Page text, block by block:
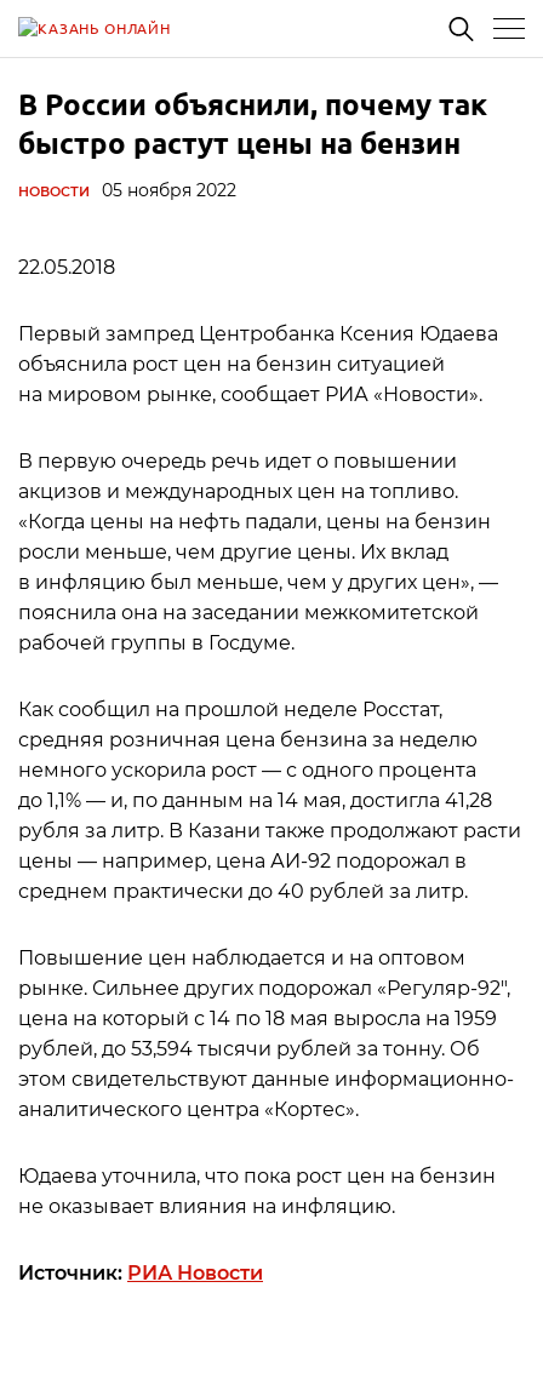
В России объяснили, почему так
быстро растут цены на бензин
НОВОСТИ 05 ноября 2022
22.05.2018
Первый зампред Центробанка Ксения Юдаева
объяснила рост цен на бензин ситуацией
на мировом рынке, сообщает РИА «Новости».
В первую очередь речь идет о повышении
акцизов и международных цен на топливо.
«Когда цены на нефть падали, цены на бензин
росли меньше, чем другие цены. Их вклад
в инфляцию был меньше, чем у других цен», —
пояснила она на заседании межкомитетской
рабочей группы в Госдуме.
Как сообщил на прошлой неделе Росстат,
средняя розничная цена бензина за неделю
немного ускорила рост — с одного процента
до 1,1% — и, по данным на 14 мая, достигла 41,28
рубля за литр. В Казани также продолжают расти
цены — например, цена АИ-92 подорожал в
среднем практически до 40 рублей за литр.
Повышение цен наблюдается и на оптовом
рынке. Сильнее других подорожал «Регуляр-92″,
цена на который с 14 по 18 мая выросла на 1959
рублей, до 53,594 тысячи рублей за тонну. Об
этом свидетельствуют данные информационно-
аналитического центра «Кортес».
Юдаева уточнила, что пока рост цен на бензин
не оказывает влияния на инфляцию.
Источник: РИА Новости